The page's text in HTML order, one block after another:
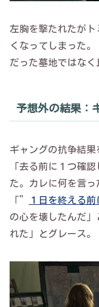
左胸を撃たれたが
くなってしまった
だった墓地ではなく
予想外の結果：
ギャングの抗争結果
「去る前に１つ確
た。カレに何を言っ
「”
１日を終える
の心を壊したんだ
れた」とグレース。